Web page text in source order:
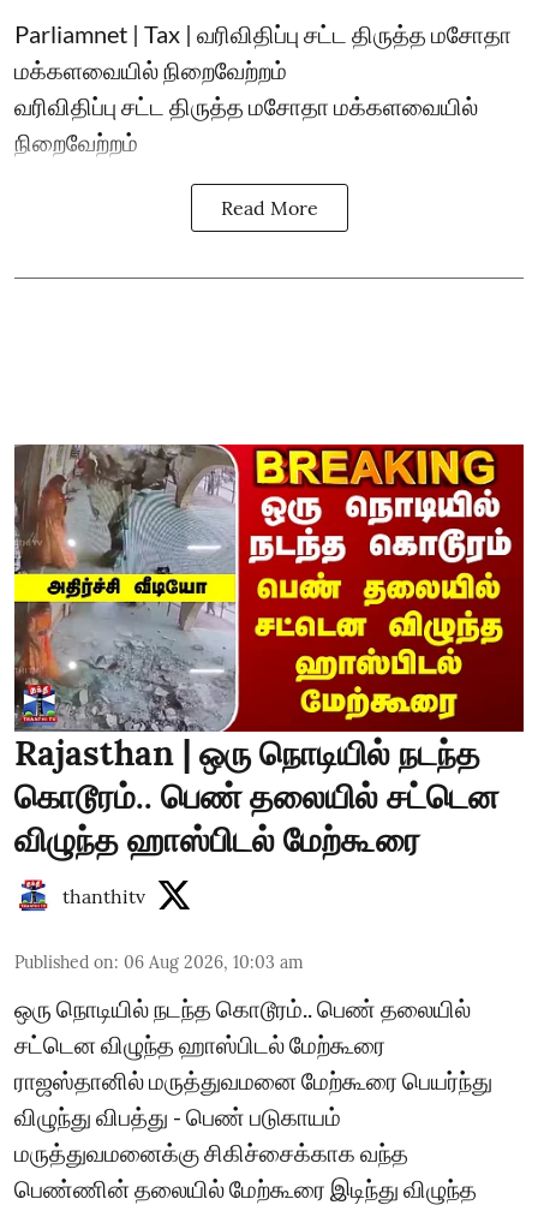
Parliamnet | Tax | வரிவிதிப்பு சட்ட திருத்த மசோதா
மக்களவையில் நிறைவேற்றம்
வரிவிதிப்பு சட்ட திருத்த மசோதா மக்களவையில்
நிறைவேற்றம்
Read More
Rajasthan | ஒரு நொடியில் நடந்த
கொடூரம்.. பெண் தலையில் சட்டென
விழுந்த ஹாஸ்பிடல் மேற்கூரை
thanthitv
Published on: 06 Aug 2026, 10:03 am
ஒரு நொடியில் நடந்த கொடூரம்.. பெண் தலையில்
சட்டென விழுந்த ஹாஸ்பிடல் மேற்கூரை
ராஜஸ்தானில் மருத்துவமனை மேற்கூரை பெயர்ந்து
விழுந்து விபத்து - பெண் படுகாயம்
மருத்துவமனைக்கு சிகிச்சைக்காக வந்த
பெண்ணின் தலையில் மேற்கூரை இடிந்து விழுந்த